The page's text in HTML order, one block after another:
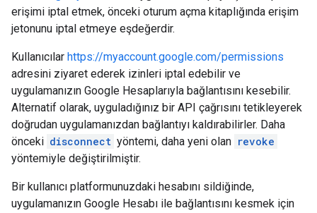
erişimi iptal etmek, önceki oturum açma kitaplığında erişim
jetonunu iptal etmeye eşdeğerdir.
Kullanıcılar https://myaccount.google.com/permissions
adresini ziyaret ederek izinleri iptal edebilir ve
uygulamanızın Google Hesaplarıyla bağlantısını kesebilir.
Alternatif olarak, uyguladığınız bir API çağrısını tetikleyerek
doğrudan uygulamanızdan bağlantıyı kaldırabilirler. Daha
önceki disconnect yöntemi, daha yeni olan revoke
yöntemiyle değiştirilmiştir.
Bir kullanıcı platformunuzdaki hesabını sildiğinde,
uygulamanızın Google Hesabı ile bağlantısını kesmek için